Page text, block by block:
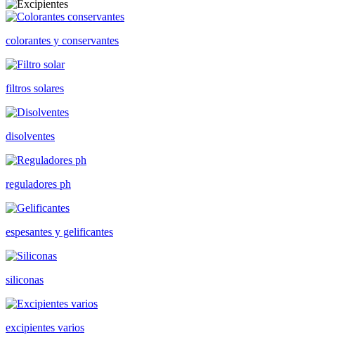
colorantes y conservantes
filtros solares
disolventes
reguladores ph
espesantes y gelificantes
siliconas
excipientes varios